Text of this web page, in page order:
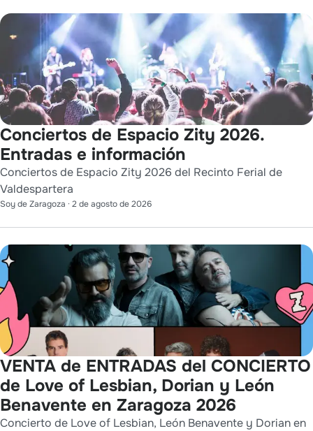
Conciertos de Espacio Zity 2026.
Entradas e información
Conciertos de Espacio Zity 2026 del Recinto Ferial de
Valdespartera
Soy de Zaragoza · 2 de agosto de 2026
VENTA de ENTRADAS del CONCIERTO
de Love of Lesbian, Dorian y León
Benavente en Zaragoza 2026
Concierto de Love of Lesbian, León Benavente y Dorian en